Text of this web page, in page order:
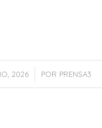
2026 POR PRENSA3